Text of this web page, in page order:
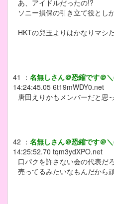
あ、アイドルだったの!?
ソニー損保の引き立て役とし
HKTの兒玉よりはかなりマシ
41 ： 名無しさん＠恐縮です＠
14:24:45.05 6t19mWDY0.net
唐田えりかもメンバーだと思
42 ： 名無しさん＠恐縮です＠
14:25:52.70 tqm3ydXPO.net
口パクを許さない会の代表だ
売ってるみたいなもんだから